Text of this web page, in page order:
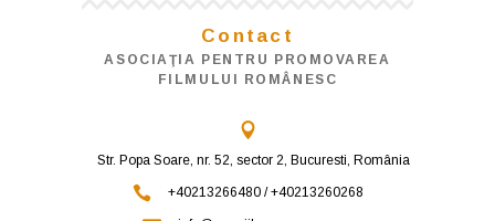
Contact
ASOCIAŢIA PENTRU PROMOVAREA
FILMULUI ROMÂNESC
Str. Popa Soare, nr. 52, sector 2, Bucuresti, România
+40213266480 / +40213260268